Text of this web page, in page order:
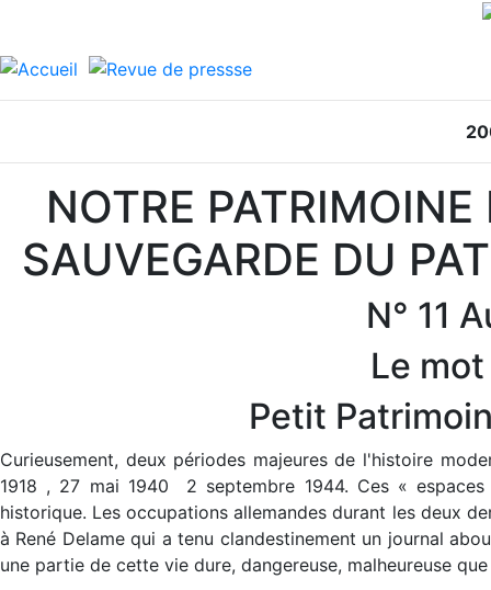
NOTRE
SAUVEGARDE DU
N° 11
Le
Petit
Curieusement, deux périodes majeures de l'histoire
1918 , 27 mai 1940  2 septembre 1944. Ces «
historique. Les occupations allemandes durant les deux
à René Delame qui a tenu clandestinement un journal
une partie de cette vie dure, dangereuse, malheureuse